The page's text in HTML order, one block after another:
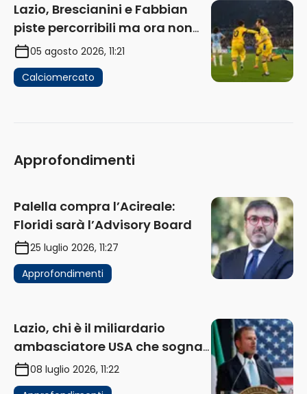
Lazio, Brescianini e Fabbian
piste percorribili ma ora non
sono la priorità
05 agosto 2026, 11:21
Calciomercato
Approfondimenti
Palella compra l’Acireale:
Floridi sarà l’Advisory Board
25 luglio 2026, 11:27
Approfondimenti
Lazio, chi è il miliardario
ambasciatore USA che sogna
di acquistare un club in Italia
08 luglio 2026, 11:22